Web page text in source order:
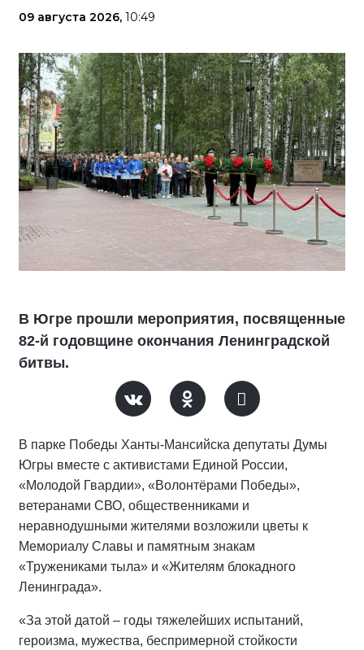
09 августа 2026, 10:49
В Югре прошли мероприятия, посвященные
82-й годовщине окончания Ленинградской
битвы.
В парке Победы Ханты-Мансийска депутаты Думы
Югры вместе с активистами Единой России,
«Молодой Гвардии», «Волонтёрами Победы»,
ветеранами СВО, общественниками и
неравнодушными жителями возложили цветы к
Мемориалу Славы и памятным знакам
«Тружениками тыла» и «Жителям блокадного
Ленинграда».
«За этой датой – годы тяжелейших испытаний,
героизма, мужества, беспримерной стойкости